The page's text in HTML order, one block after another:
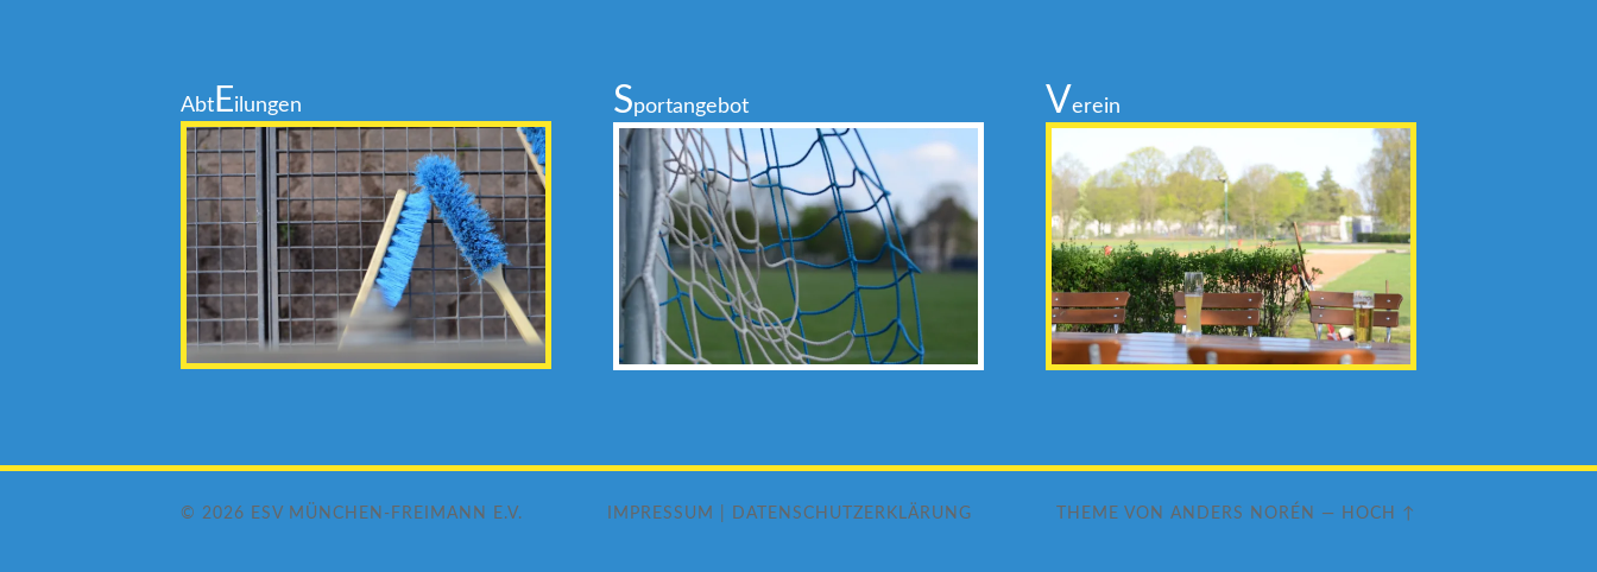
Abt Eilungen Sportangebot Verein
© 2026 ESV MÜNCHEN-FREIMANN E.V. THEME VON ANDERS NORÉN — HOCH ↑
IMPRESSUM DATENSCHUTZERKLÄRUNG